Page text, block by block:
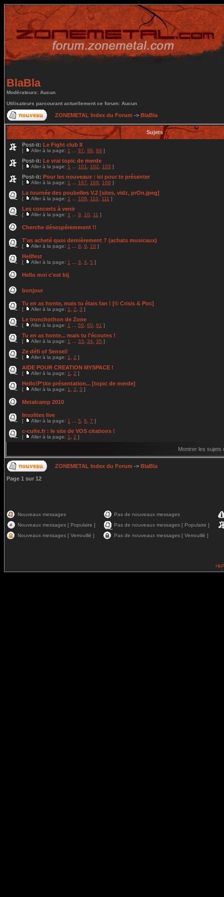
BlaBla
Modérateurs: Aucun
Utilisateurs parcourant actuellement ce forum: Aucun
ZONEMETAL Index du Forum -> BlaBla
Sujets
Post-it: Le Fight club II
[ Aller à la page: 1 97 98 99 ]
Post-it: Le vrai topic de merde
[ Aller à la page: 1 101 102 103 ]
Post-it: Pour les nouveaux : ici pour te présenter
[ Aller à la page: 1 167 168 169 ]
La tournée des poubelles V.2 [sites, vidz, prOn.jpeg]
[ Aller à la page: 1 109 110 111 ]
Les concerts à venir
[ Aller à la page: 1 9 10 11 ]
Cherche désespéremment !!
T'as acheté quoi dernièrement ? (achats musicaux)
[ Aller à la page: 1 8 9 10 ]
Hellfest
[ Aller à la page: 1 3 4 5 ]
Hello moi c'est bij
bonjour
Tu en as honte, mais tu étais fan ! [© Crisis & Poc]
[ Aller à la page: 1 2 3 ]
Le tronchothon de Zone
[ Aller à la page: 1 59 60 61 ]
Tu en as honte... mais tu l'écoutes !
[ Aller à la page: 1 33 34 35 ]
Ze défi of Senseï!
[ Aller à la page: 1 2 ]
AIDE POUR CREATION MYSPACE !
[ Aller à la page: 1 2 ]
Hello!P'tite présentation... [topic de merde]
[ Aller à la page: 1 2 3 ]
Metalcamp 2010
Insolites live
[ Aller à la page: 1 5 6 7 ]
c-culte.fr : le site de VOS citations !
[ Aller à la page: 1 2 ]
Montrer les sujets
ZONEMETAL Index du Forum -> BlaBla
Page 1 sur 12
Nouveaux messages
Pas de nouveaux messages
Nouveaux messages [ Populaire ]
Pas de nouveaux messages [ Populaire ]
Nouveaux messages [ Verrouillé ]
Pas de nouveaux messages [ Verrouillé ]